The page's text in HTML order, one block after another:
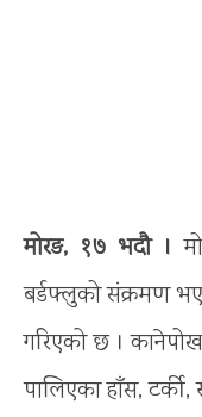
मोरङ, १७ भदौ ।
बर्डफ्लुको संक्रमण
गरिएको छ ।
पालिएका हाँस, टर्की,